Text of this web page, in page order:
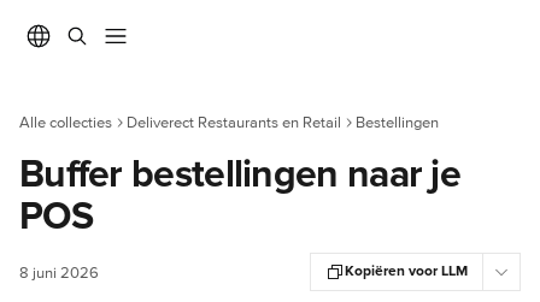
Alle collecties Deliverect Restaurants en Retail Bestellingen
Buffer bestellingen naar je
POS
8 juni 2026 Kopiëren voor LLM